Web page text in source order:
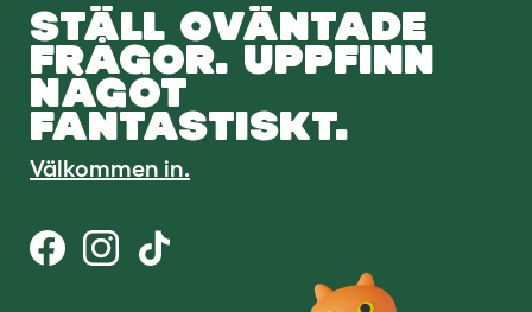
STÄLL OVÄNTADE
FRÅGOR. UPPFINN
NÅGOT
FANTASTISKT.
Välkommen in.